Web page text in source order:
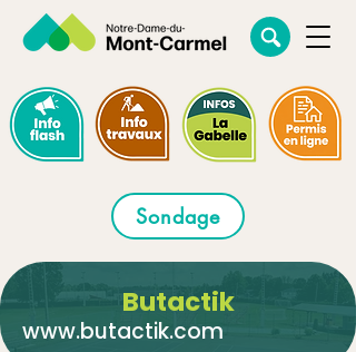
Sondage
Butactik
www.butactik.com